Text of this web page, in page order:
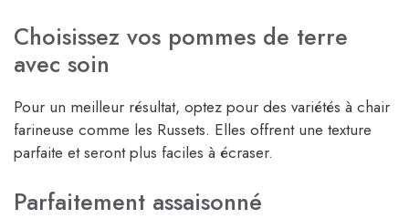
Choisissez vos pommes de terre
avec soin
Pour un meilleur résultat, optez pour des variétés à chair
farineuse comme les Russets. Elles offrent une texture
parfaite et seront plus faciles à écraser.
Parfaitement assaisonné